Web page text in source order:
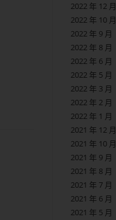
2022 年 12 月
2022 年 10 月
2022 年 9 月
2022 年 8 月
2022 年 6 月
2022 年 5 月
2022 年 3 月
2022 年 2 月
2022 年 1 月
2021 年 12 月
2021 年 10 月
2021 年 9 月
2021 年 8 月
2021 年 7 月
2021 年 6 月
2021 年 5 月